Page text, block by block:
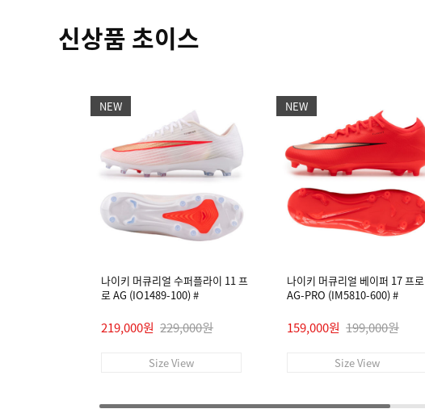
신상품 초이스
NEW
나이키 머큐리얼 수퍼플라이 11 프
로 AG (IO1489-100) #
219,000원 229,000원
Size View
NEW
나이키 머큐리얼 베이퍼 17 프로
AG-PRO (IM5810-600) #
159,000원 199,000원
Size View